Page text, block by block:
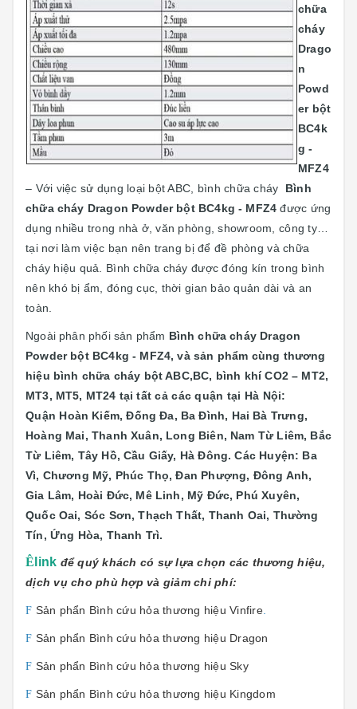
chữa
cháy
Drago
n
Powd
er bột
BC4k
g -
MFZ4
– Với việc sử dụng loại bột ABC, bình chữa cháy Bình
chữa cháy Dragon Powder bột BC4kg - MFZ4 được ứng
dụng nhiều trong nhà ở, văn phòng, showroom, công ty…
tại nơi làm việc bạn nên trang bị để đề phòng và chữa
cháy hiệu quả. Bình chữa cháy được đóng kín trong bình
nên khó bị ẩm, đóng cục, thời gian bảo quản dài và an
toàn.
Ngoài phân phối sản phẩm Bình chữa cháy Dragon
Powder bột BC4kg - MFZ4, vàsản phẩm cùng thương
hiệu bình chữa cháy bột ABC,BC, bình khí CO2 – MT2,
MT3, MT5, MT24 tạitất cả các quận tại Hà Nội:
Quận Hoàn Kiếm, Đống Đa, Ba Đình, Hai Bà Trưng,
Hoàng Mai, Thanh Xuân, Long Biên, Nam Từ Liêm, Bắc
Từ Liêm, Tây Hồ, Cầu Giấy, Hà Đông. Các Huyện: Ba
Vì, Chương Mỹ, Phúc Thọ, Đan Phượng, Đông Anh,
Gia Lâm, Hoài Đức, Mê Linh, Mỹ Đức, Phú Xuyên,
Quốc Oai, Sóc Sơn, Thạch Thất, Thanh Oai, Thường
Tín, Ứng Hòa, Thanh Trì.
Ê link để quý khách có sự lựa chọn các thương hiệu,
dịch vụ cho phù hợp và giảm chi phí:
F Sản phẩn Bình cứu hỏa thương hiệu Vinfire.
F Sản phẩn Bình cứu hỏa thương hiệu Dragon
F Sản phẩn Bình cứu hỏa thương hiệu Sky
F Sản phẩn Bình cứu hỏa thương hiệu Kingdom